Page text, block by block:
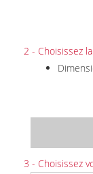
2 - Choisissez
3 - Choisissez